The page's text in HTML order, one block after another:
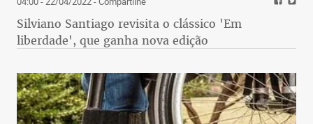
Silviano Santiago revisita o clássico 'Em
liberdade', que ganha nova edição